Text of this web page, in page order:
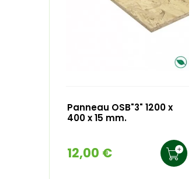
Panneau OSB"3" 1200 x
400 x 15 mm.
12,00 €